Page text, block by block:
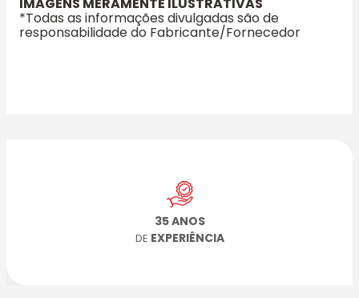
IMAGENS MERAMENTE ILUSTRATIVAS
*Todas as informações divulgadas são de
responsabilidade do Fabricante/Fornecedor
35 ANOS
DE EXPERIÊNCIA